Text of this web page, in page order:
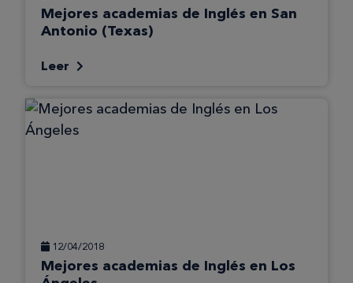
Mejores academias de Inglés en San
Antonio (Texas)
Leer
12/04/2018
Mejores academias de Inglés en Los